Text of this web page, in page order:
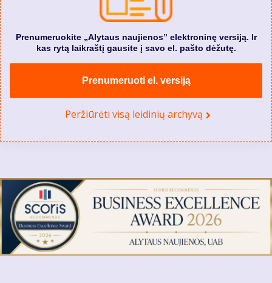
Prenumeruokite „Alytaus naujienos” elektroninę versiją. Ir
kas rytą laikraštį gausite į savo el. pašto dėžutę.
Prenumeruoti el. versiją
Peržiūrėti visą leidinių archyvą